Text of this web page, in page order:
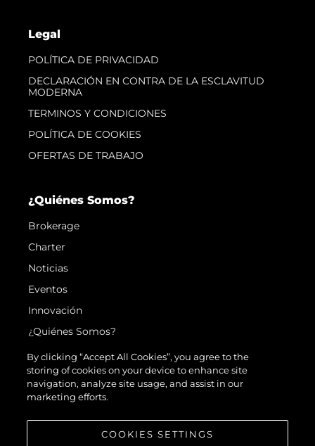
Legal
POLÍTICA DE PRIVACIDAD
DECLARACIÓN EN CONTRA DE LA ESCLAVITUD
MODERNA
TERMINOS Y CONDICIONES
POLÍTICA DE COOKIES
OFERTAS DE TRABAJO
¿Quiénes Somos?
Brokerage
Charter
Noticias
Eventos
Innovación
¿Quiénes Somos?
El Equipo
Estilo De Vida
Historia
By clicking “Accept All Cookies”, you agree to the
storing of cookies on your device to enhance site
navigation, analyze site usage, and assist in our
marketing efforts.
COOKIES SETTINGS